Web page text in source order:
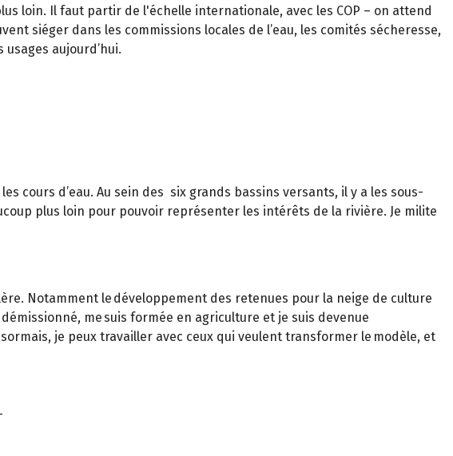
loin. Il faut partir de l'échelle internationale, avec les COP – on attend
siéger dans les commissions locales de l’eau, les comités sécheresse,
aujourd’hui.
cours d’eau. Au sein des six grands bassins versants, il y a les sous-
plus loin pour pouvoir représenter les intérêts de la rivière. Je milite
Notamment le développement des retenues pour la neige de culture
me suis formée en agriculture et je suis devenue
je peux travailler avec ceux qui veulent transformer le modèle, et